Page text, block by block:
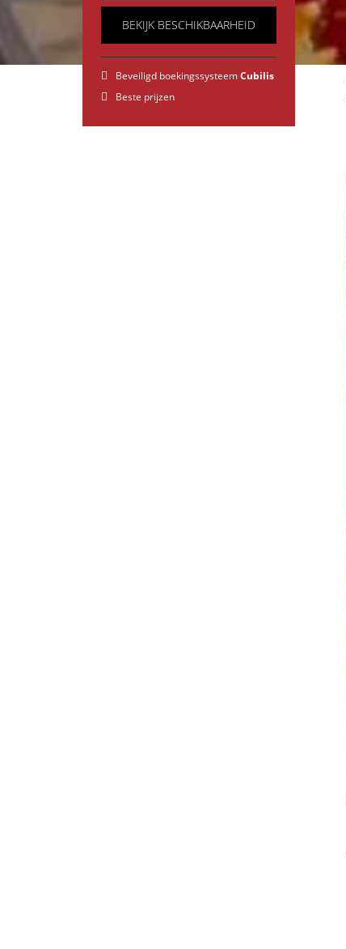
BEKIJK BESCHIKBAARHEID
Beveiligd boekingssysteemCubilis
Beste prijzen